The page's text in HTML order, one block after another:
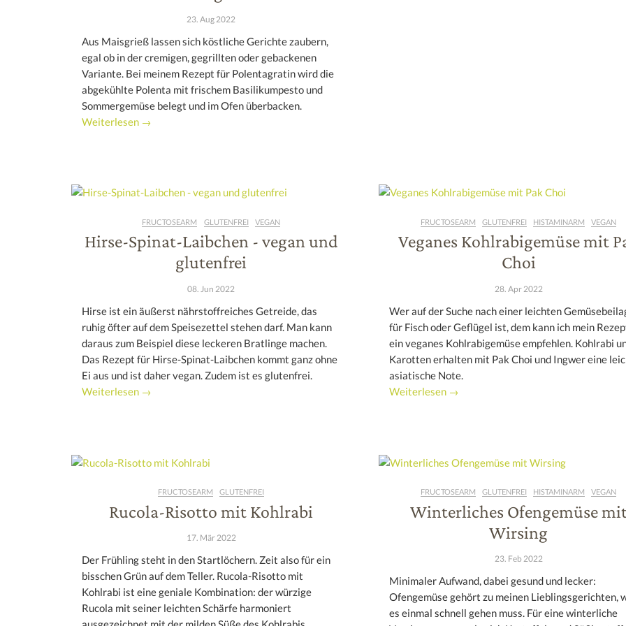
23. Aug 2022
Aus Maisgrieß lassen sich köstliche Gerichte zaubern,
egal ob in der cremigen, gegrillten oder gebackenen
Variante. Bei meinem Rezept für Polentagratin wird die
abgekühlte Polenta mit frischem Basilikumpesto und
Sommergemüse belegt und im Ofen überbacken.
Weiterlesen →
FRUCTOSEARM GLUTENFREI VEGAN
Hirse-Spinat-Laibchen - vegan und
glutenfrei
08. Jun 2022
Hirse ist ein äußerst nährstoffreiches Getreide, das
ruhig öfter auf dem Speisezettel stehen darf. Man kann
daraus zum Beispiel diese leckeren Bratlinge machen.
Das Rezept für Hirse-Spinat-Laibchen kommt ganz ohne
Ei aus und ist daher vegan. Zudem ist es glutenfrei.
Weiterlesen →
FRUCTOSEARM GLUTENFREI HISTAMINARM VEGAN
Veganes Kohlrabigemüse mit
Choi
28. Apr 2022
Wer auf der Suche nach einer leichten
für Fisch oder Geflügel ist, dem kann ich mein
ein veganes Kohlrabigemüse empfehlen. Kohlrabi
Karotten erhalten mit Pak Choi und Ingwer eine
asiatische Note.
Weiterlesen →
FRUCTOSEARM GLUTENFREI
Rucola-Risotto mit Kohlrabi
17. Mär 2022
Der Frühling steht in den Startlöchern. Zeit also für ein
bisschen Grün auf dem Teller. Rucola-Risotto mit
Kohlrabi ist eine geniale Kombination: der würzige
Rucola mit seiner leichten Schärfe harmoniert
FRUCTOSEARM GLUTENFREI HISTAMINARM VEGAN
Winterliches Ofengemüse
Wirsing
23. Feb 2022
Minimaler Aufwand, dabei gesund und lecker:
Ofengemüse gehört zu meinen Lieblingsgerichten,
es einmal schnell gehen muss. Für eine winterliche